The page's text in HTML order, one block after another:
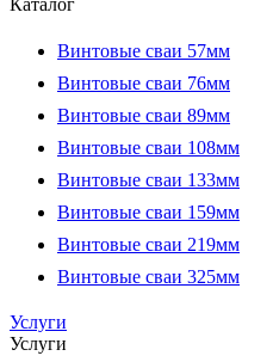
Каталог
Винтовые сваи 57мм
Винтовые сваи 76мм
Винтовые сваи 89мм
Винтовые сваи 108мм
Винтовые сваи 133мм
Винтовые сваи 159мм
Винтовые сваи 219мм
Винтовые сваи 325мм
Услуги
Услуги